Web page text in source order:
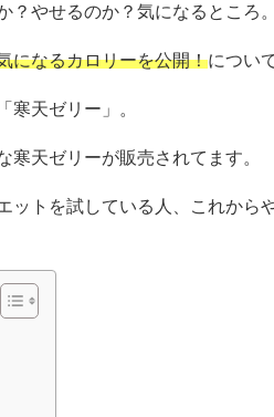
やせるのか？気になるところ。
になるカロリーを公開！につい
寒天ゼリー」。
天ゼリーが販売されてます。
トを試している人、これから